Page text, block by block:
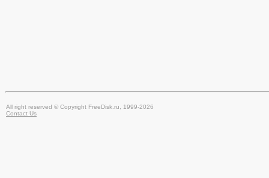
All right reserved © Copyright FreeDisk.ru, 1999-2026
Contact Us